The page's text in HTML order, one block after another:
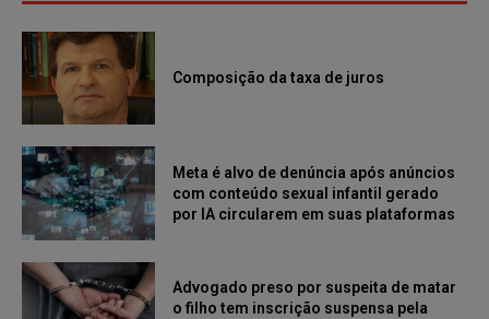
Composição da taxa de juros
Meta é alvo de denúncia após anúncios
com conteúdo sexual infantil gerado
por IA circularem em suas plataformas
Advogado preso por suspeita de matar
o filho tem inscrição suspensa pela